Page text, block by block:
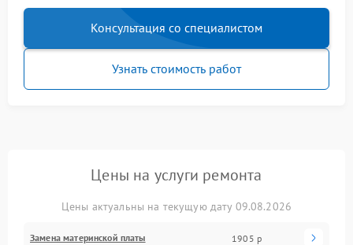
Консультация со специалистом
Узнать стоимость работ
Цены на услуги ремонта
Цены актуальны на текущую дату 09.08.2026
Замена материнской платы 1905 р